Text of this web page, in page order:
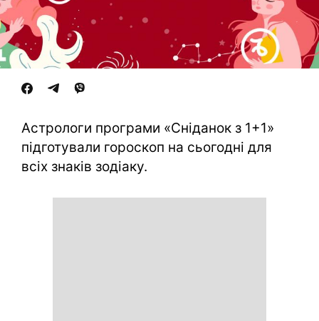
Астрологи програми «Сніданок з 1+1»
підготували гороскоп на сьогодні для
всіх знаків зодіаку.